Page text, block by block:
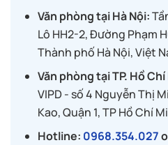
Văn phòng tại Hà Nội:
Lô HH2-2, Đường Phạm
Thành phố Hà Nội, Việt
Văn phòng tại TP. Hồ
VIPD - số 4 Nguyễn Thị
Kao, Quận 1, TP Hồ Chí
Hotline: 0968.354.027